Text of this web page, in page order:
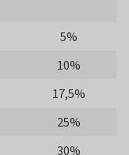
5%
10%
17,5%
25%
30%